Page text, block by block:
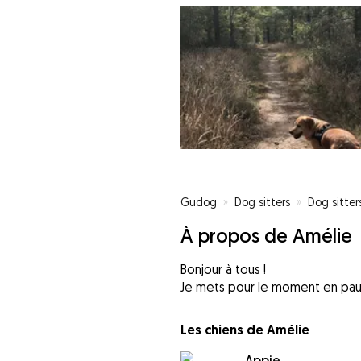
Gudog » Dog sitters » Dog
À propos de Amélie
Bonjour à tous !
Les chiens de Amélie